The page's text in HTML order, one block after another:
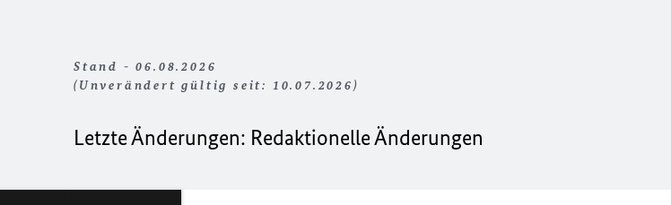
Stand - 06.08.2026
(Unverändert gültig seit: 10.07.2026)
Letzte Änderungen: Redaktionelle Änderungen